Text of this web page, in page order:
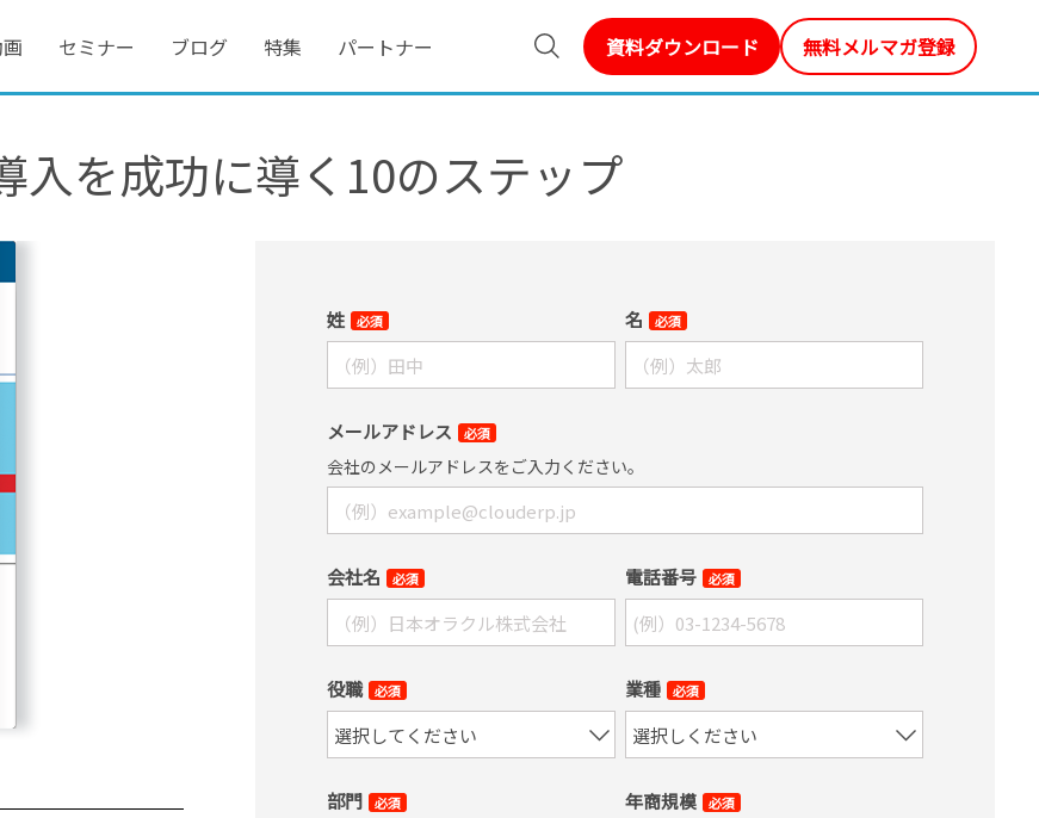
セミナー ブログ 特集 パートナー 資料ダウンロード 無料メルマガ登録
入を成功に導く10のステップ
姓 必須 名 必須
メールアドレス 必須
会社のメールアドレスをご入力ください。
会社名 必須 電話番号 必須
役職 必須 業種 必須
部門 必須 年商規模 必須